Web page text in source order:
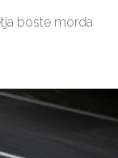
boste morda